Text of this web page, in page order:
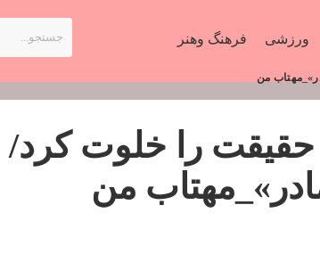
ورزشی فرهنگ وهنر
من
حقیقت را خلوت کرد/
من